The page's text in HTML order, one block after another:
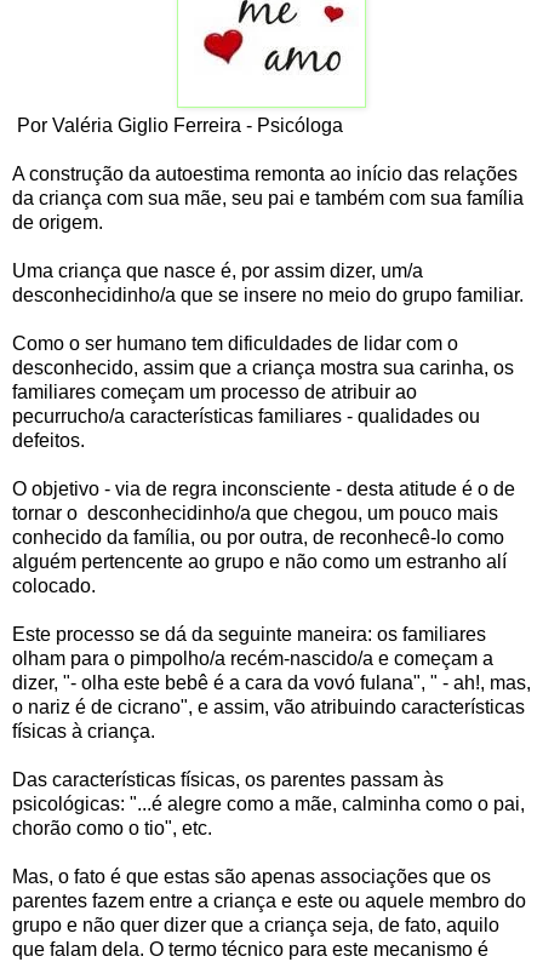
Por Valéria Giglio Ferreira - Psicóloga
A construção da autoestima remonta ao início das relações
da criança com sua mãe, seu pai e também com sua família
de origem.
Uma criança que nasce é, por assim dizer, um/a
desconhecidinho/a que se insere no meio do grupo familiar.
Como o ser humano tem dificuldades de lidar com o
desconhecido, assim que a criança mostra sua carinha, os
familiares começam um processo de atribuir ao
pecurrucho/a características familiares - qualidades ou
defeitos.
O objetivo - via de regra inconsciente - desta atitude é o de
tornar o desconhecidinho/a que chegou, um pouco mais
conhecido da família, ou por outra, de reconhecê-lo como
alguém pertencente ao grupo e não como um estranho alí
colocado.
Este processo se dá da seguinte maneira: os familiares
olham para o pimpolho/a recém-nascido/a e começam a
dizer, "- olha este bebê é a cara da vovó fulana", " - ah!, mas,
o nariz é de cicrano", e assim, vão atribuindo características
físicas à criança.
Das características físicas, os parentes passam às
psicológicas: "...é alegre como a mãe, calminha como o pai,
chorão como o tio", etc.
Mas, o fato é que estas são apenas associações que os
parentes fazem entre a criança e este ou aquele membro do
grupo e não quer dizer que a criança seja, de fato, aquilo
que falam dela. O termo técnico para este mecanismo é